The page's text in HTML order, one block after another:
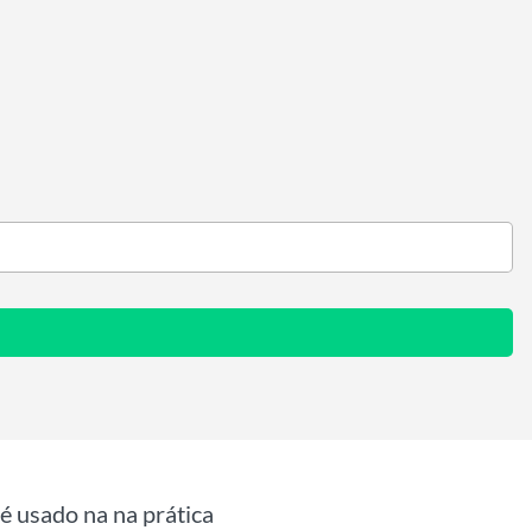
usado na na prática